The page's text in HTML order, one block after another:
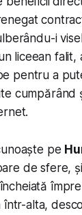
i
liceean falit,
pentru a
cumpărând
pe
de sfere,
într-alta,